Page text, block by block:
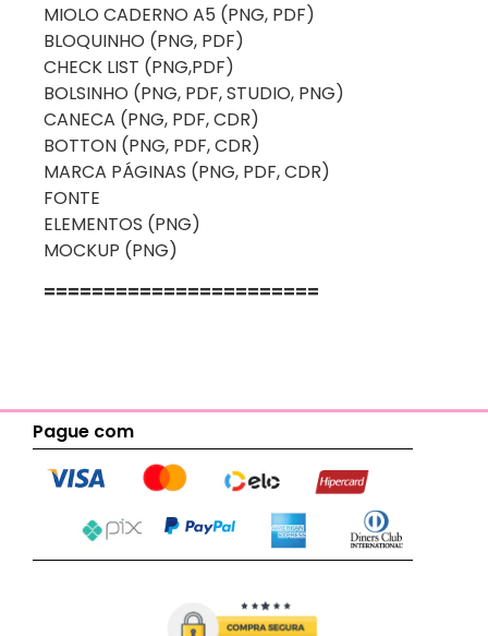
MIOLO CADERNO A5 (PNG, PDF)
BLOQUINHO (PNG, PDF)
CHECK LIST (PNG,PDF)
BOLSINHO (PNG, PDF, STUDIO, PNG)
CANECA (PNG, PDF, CDR)
BOTTON (PNG, PDF, CDR)
MARCA PÁGINAS (PNG, PDF, CDR)
FONTE
ELEMENTOS (PNG)
MOCKUP (PNG)
=======================
Pague com